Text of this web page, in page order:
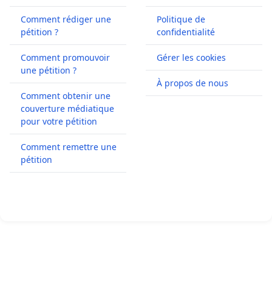
Comment rédiger une
pétition ?
Comment promouvoir
une pétition ?
Comment obtenir une
couverture médiatique
pour votre pétition
Comment remettre une
pétition
Politique de
confidentialité
Gérer les cookies
À propos de nous